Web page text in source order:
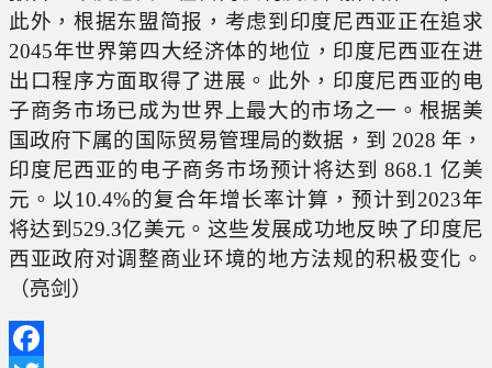
此外，根据东盟简报，考虑到印度尼西亚正在追求
2045年世界第四大经济体的地位，印度尼西亚在进
出口程序方面取得了进展。此外，印度尼西亚的电
子商务市场已成为世界上最大的市场之一。根据美
国政府下属的国际贸易管理局的数据，到 2028 年，
印度尼西亚的电子商务市场预计将达到 868.1 亿美
元。以10.4%的复合年增长率计算，预计到2023年
将达到529.3亿美元。这些发展成功地反映了印度尼
西亚政府对调整商业环境的地方法规的积极变化。
（亮剑）